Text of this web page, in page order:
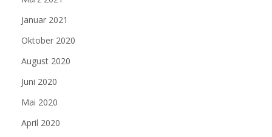
Januar 2021
Oktober 2020
August 2020
Juni 2020
Mai 2020
April 2020